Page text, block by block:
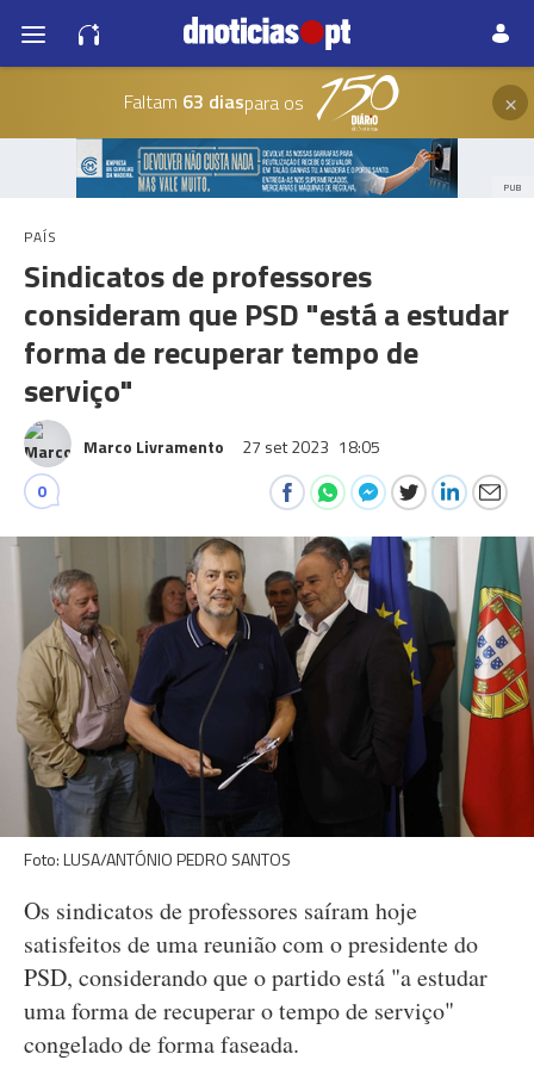
Faltam 63 diaspara os ×
PUB
PAÍS
Sindicatos de professores
consideram que PSD "está a estudar
forma de recuperar tempo de
serviço"
Marco Livramento 27 set 2023 18:05
0
Foto: LUSA/ANTÓNIO PEDRO SANTOS
Os sindicatos de professores saíram hoje
satisfeitos de uma reunião com o presidente do
PSD, considerando que o partido está "a estudar
uma forma de recuperar o tempo de serviço"
congelado de forma faseada.